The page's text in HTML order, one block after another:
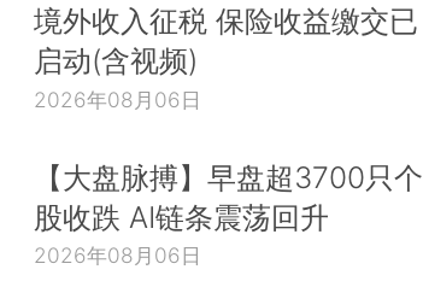
境外收入征税 保险收益缴交已
启动(含视频)
2026年08月06日
【大盘脉搏】早盘超3700只个
股收跌 AI链条震荡回升
2026年08月06日